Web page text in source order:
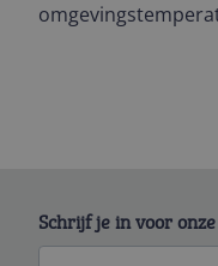
Schrijf je in voor